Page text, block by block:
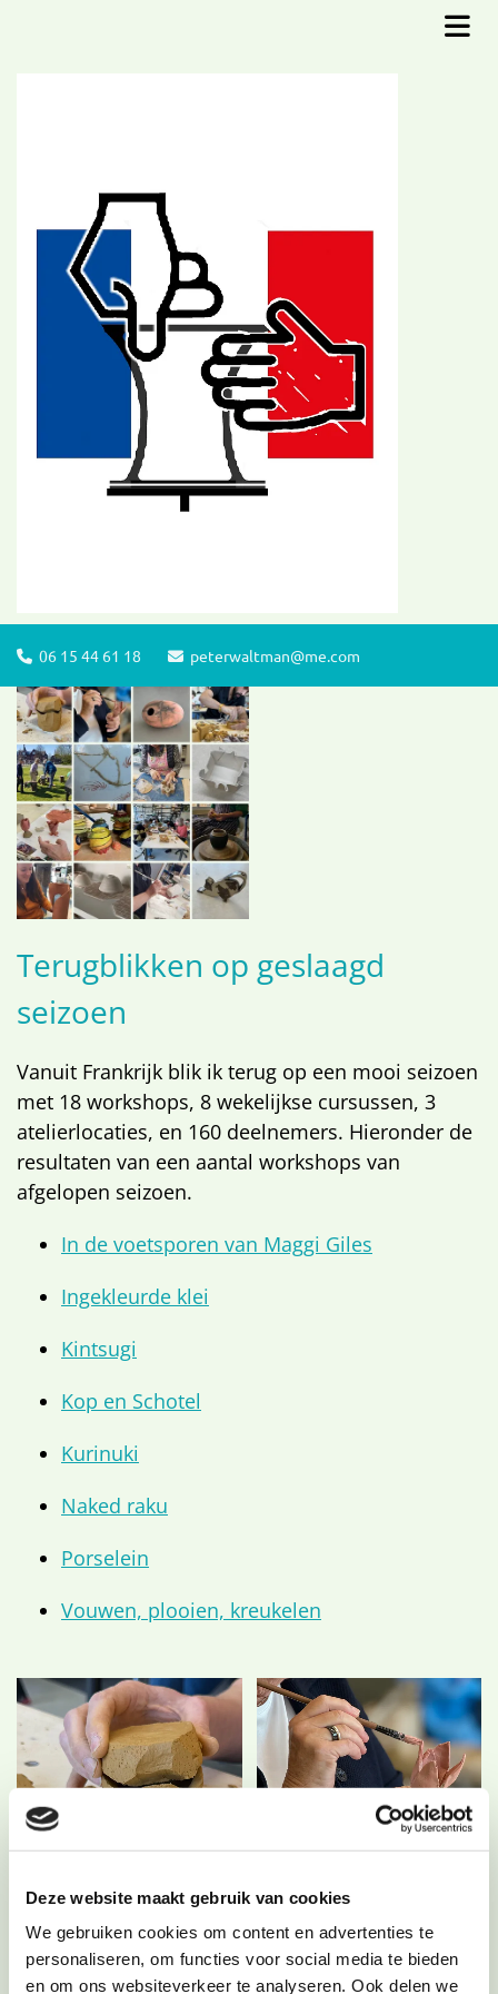
Deze website maakt gebruik van cookies
We gebruiken cookies om content en advertenties te
personaliseren, om functies voor social media te bieden
en om ons websiteverkeer te analyseren. Ook delen we
 06 15 44 61 18  peterwaltman@me.com
Terugblikken op geslaagd
seizoen
Vanuit Frankrijk blik ik terug op een mooi seizoen
met 18 workshops, 8 wekelijkse cursussen, 3
atelierlocaties, en 160 deelnemers. Hieronder de
resultaten van een aantal workshops van
afgelopen seizoen.
In de voetsporen van Maggi Giles
Ingekleurde klei
Kintsugi
Kop en Schotel
Kurinuki
Naked raku
Porselein
Vouwen, plooien, kreukelen